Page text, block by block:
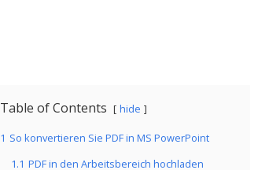
Table of Contents hide
1 So konvertieren Sie PDF in MS PowerPoint
1.1 PDF in den Arbeitsbereich hochladen